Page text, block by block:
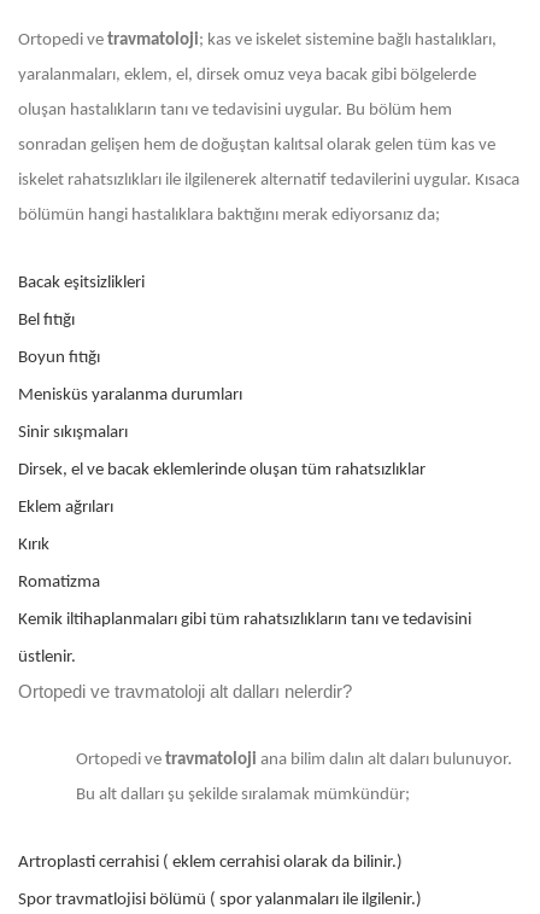
Ortopedi ve travmatoloji; kas ve iskelet sistemine bağlı hastalıkları,
yaralanmaları, eklem, el, dirsek omuz veya bacak gibi bölgelerde
oluşan hastalıkların tanı ve tedavisini uygular. Bu bölüm hem
sonradan gelişen hem de doğuştan kalıtsal olarak gelen tüm kas ve
iskelet rahatsızlıkları ile ilgilenerek alternatif tedavilerini uygular. Kısaca
bölümün hangi hastalıklara baktığını merak ediyorsanız da;
Bacak eşitsizlikleri
Bel fıtığı
Boyun fıtığı
Menisküs yaralanma durumları
Sinir sıkışmaları
Dirsek, el ve bacak eklemlerinde oluşan tüm rahatsızlıklar
Eklem ağrıları
Kırık
Romatizma
Kemik iltihaplanmaları gibi tüm rahatsızlıkların tanı ve tedavisini
üstlenir.
Ortopedi ve travmatoloji alt dalları nelerdir?
Ortopedi ve travmatoloji ana bilim dalın alt daları bulunuyor.
Bu alt dalları şu şekilde sıralamak mümkündür;
Artroplasti cerrahisi ( eklem cerrahisi olarak da bilinir.)
Spor travmatlojisi bölümü ( spor yalanmaları ile ilgilenir.)